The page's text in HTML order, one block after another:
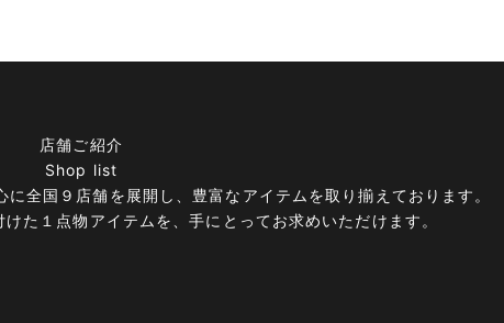
店舗ご紹介
Shop list
全国９店舗を展開し、豊富なアイテムを取り揃えております。
た１点物アイテムを、手にとってお求めいただけます。